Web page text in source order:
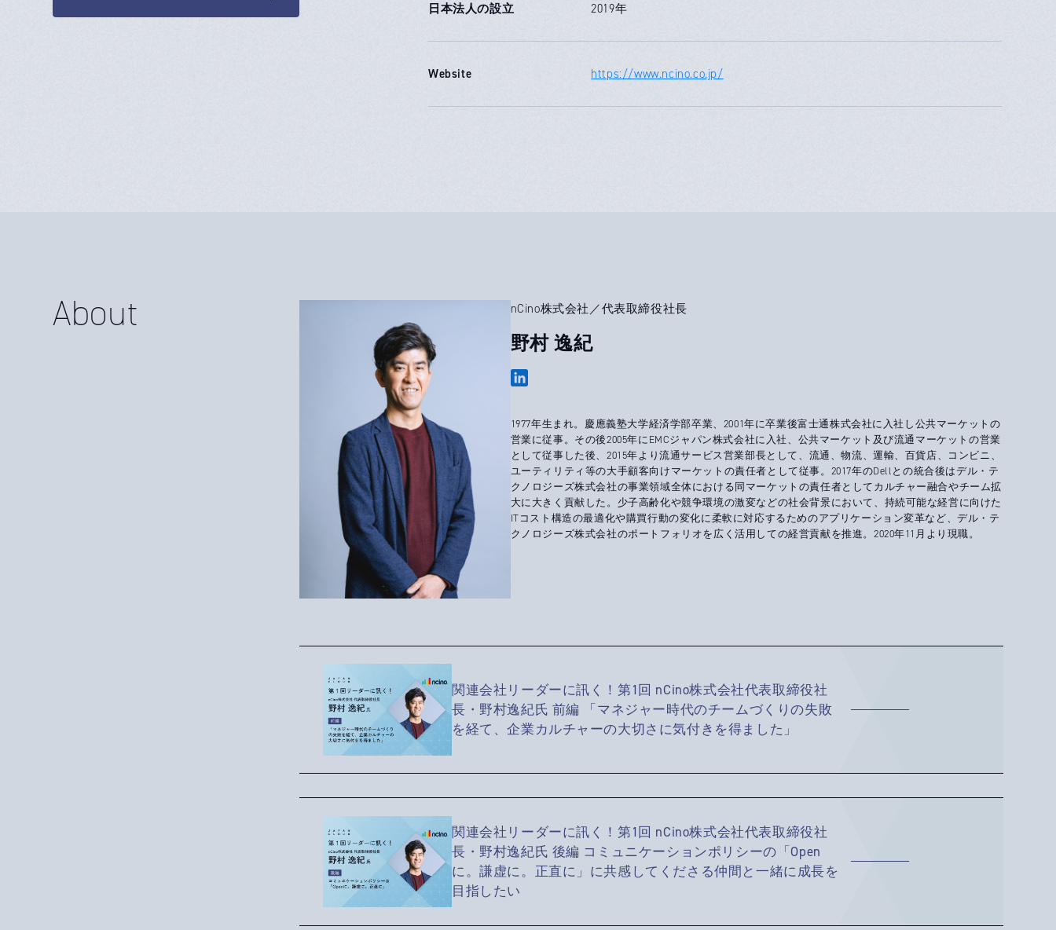
日本法人の設立 2019年
Website https://www.ncino.co.jp/
About nCino株式会社／代表取締役社長
野村 逸紀
1977年生まれ。慶應義塾大学経済学部卒業、2001年に卒業後富士通株式会社に入社し公共マーケットの
営業に従事。その後2005年にEMCジャパン株式会社に入社、公共マーケット及び流通マーケットの営業
として従事した後、2015年より流通サービス営業部長として、流通、物流、運輸、百貨店、コンビニ、
ユーティリティ等の大手顧客向けマーケットの責任者として従事。2017年のDellとの統合後はデル・テ
クノロジーズ株式会社の事業領域全体における同マーケットの責任者としてカルチャー融合やチーム拡
大に大きく貢献した。少子高齢化や競争環境の激変などの社会背景において、持続可能な経営に向けた
ITコスト構造の最適化や購買行動の変化に柔軟に対応するためのアプリケーション変革など、デル・テ
クノロジーズ株式会社のポートフォリオを広く活用しての経営貢献を推進。2020年11月より現職。
関連会社リーダーに訊く！第1回 nCino株式会社代表取締役社
長・野村逸紀氏 前編 「マネジャー時代のチームづくりの失敗
を経て、企業カルチャーの大切さに気付きを得ました」
関連会社リーダーに訊く！第1回 nCino株式会社代表取締役社
長・野村逸紀氏 後編 コミュニケーションポリシーの「Open
に。謙虚に。正直に」に共感してくださる仲間と一緒に成長を
目指したい